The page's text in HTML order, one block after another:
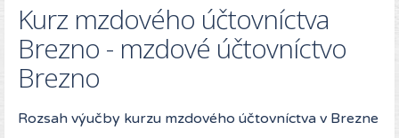
Kurz mzdového účtovníctva
Brezno - mzdové účtovníctvo
Brezno
Rozsah výučby kurzu mzdového účtovníctva v Brezne